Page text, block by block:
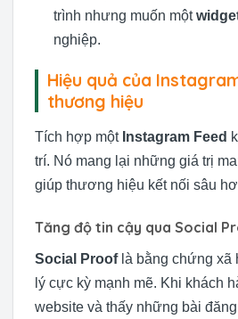
trình nhưng muốn một
nghiệp.
Hiệu quả của
thương hiệu
Tích hợp một Instagram Feed
trí. Nó mang lại những giá trị
giúp thương hiệu kết nối sâu
Tăng độ tin cậy qua Social
Social Prooflà bằng chứng xã
lý cực kỳ mạnh mẽ. Khi khách
website và thấy những bài